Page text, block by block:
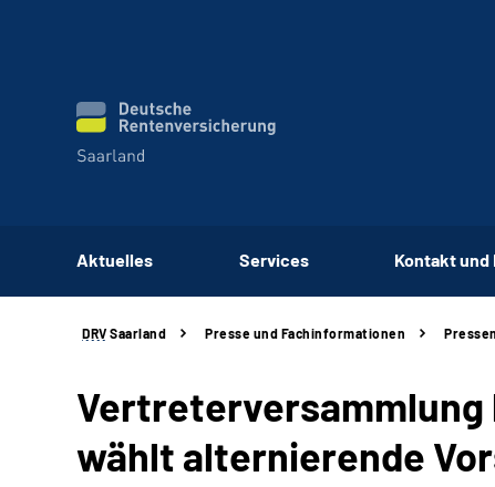
Aktuelles Services Kontakt und
DRV Saarland Presse und Fachinformationen
Vertreterversammlung
wählt alternierende